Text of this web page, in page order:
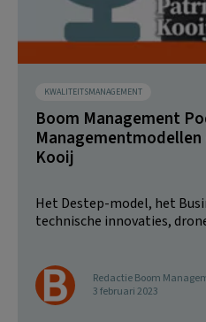
KWALITEITSMANAGEMENT
Boom Management
Kooij
Het Destep-model, het
technische innovaties,
Redactie Boom
3 februari 2023